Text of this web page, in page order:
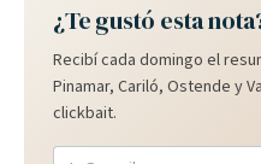
¿Te gustó esta
Recibí cada domingo el
Pinamar, Cariló, Ostende y
clickbait.